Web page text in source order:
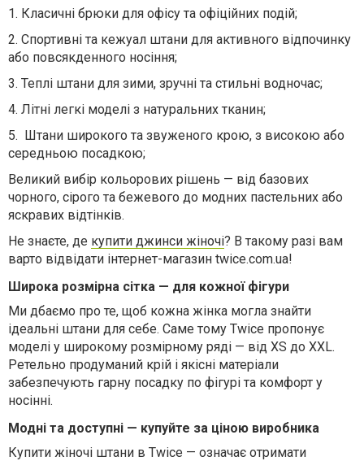
1. Класичні брюки для офісу та офіційних подій;
2. Спортивні та кежуал штани для активного відпочинку
або повсякденного носіння;
3. Теплі штани для зими, зручні та стильні водночас;
4. Літні легкі моделі з натуральних тканин;
5. Штани широкого та звуженого крою, з високою або
середньою посадкою;
Великий вибір кольорових рішень — від базових
чорного, сірого та бежевого до модних пастельних або
яскравих відтінків.
Не знаєте, де купити джинси жіночі? В такому разі вам
варто відвідати інтернет-магазин twice.com.ua!
Широка розмірна сітка — для кожної фігури
Ми дбаємо про те, щоб кожна жінка могла знайти
ідеальні штани для себе. Саме тому Twice пропонує
моделі у широкому розмірному ряді — від XS до XXL.
Ретельно продуманий крій і якісні матеріали
забезпечують гарну посадку по фігурі та комфорт у
носінні.
Модні та доступні — купуйте за ціною виробника
Купити жіночі штани в Twice — означає отримати